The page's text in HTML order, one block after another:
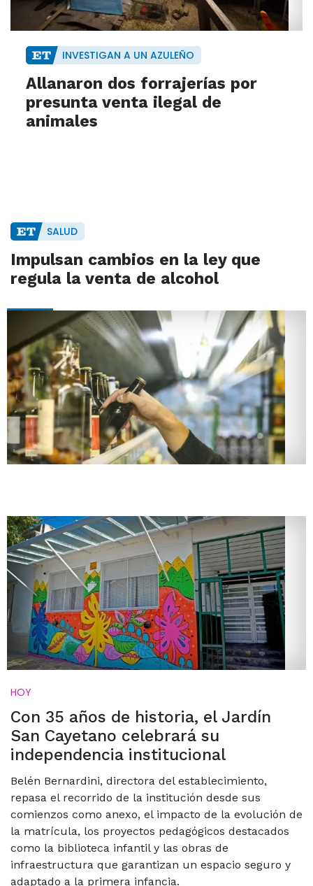
INVESTIGAN A UN AZULEÑO
Allanaron dos forrajerías por
presunta venta ilegal de
animales
SALUD
Impulsan cambios en la ley que
regula la venta de alcohol
HOY
Con 35 años de historia, el Jardín
San Cayetano celebrará su
independencia institucional
Belén Bernardini, directora del establecimiento,
repasa el recorrido de la institución desde sus
comienzos como anexo, el impacto de la evolución de
la matrícula, los proyectos pedagógicos destacados
como la biblioteca infantil y las obras de
infraestructura que garantizan un espacio seguro y
adaptado a la primera infancia.